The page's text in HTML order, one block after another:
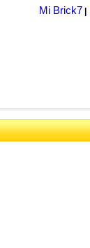
Mi Brick7